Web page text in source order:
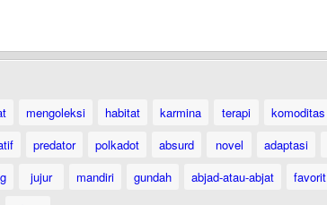
mengoleksi habitat karmina terapi komoditas
predator polkadot absurd novel adaptasi
jujur mandiri gundah abjad-atau-abjat favorit